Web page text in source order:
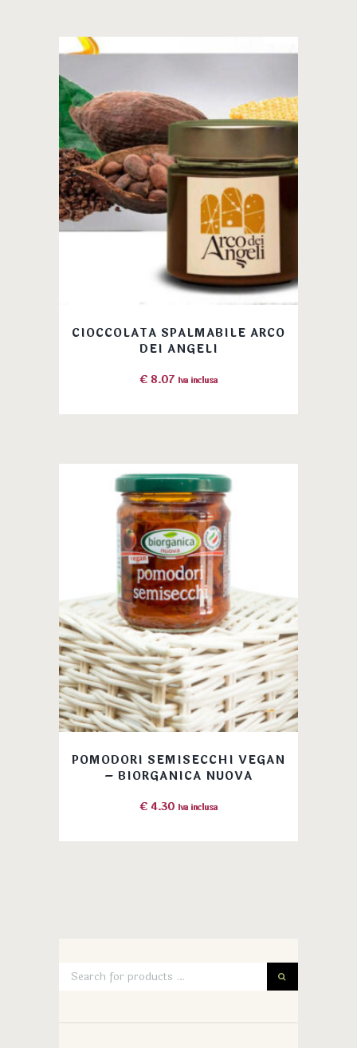
CIOCCOLATA SPALMABILE ARCO
DEI ANGELI
€8.07 Iva inclusa
POMODORI SEMISECCHI VEGAN
– BIORGANICA NUOVA
€4.30 Iva inclusa